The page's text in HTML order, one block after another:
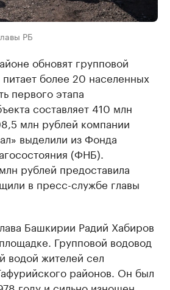
РБ
обновят групповой
более 20 населенных
первого этапа
составляет 410 млн
млн рублей компании
выделили из Фонда
(ФНБ).
рублей предоставила
в пресс-службе главы
Башкирии Радий Хабиров
Групповой водовод
водой жителей сел
районов. Он был